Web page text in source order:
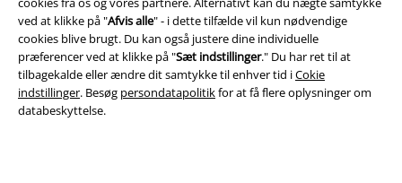
ved at klikke på "Afvis alle" - i dette tilfælde vil kun nødvendige
cookies blive brugt. Du kan også justere dine individuelle
præferencer ved at klikke på "Sæt indstillinger." Du har ret til at
tilbagekalde eller ændre dit samtykke til enhver tid iCokie
indstillinger. Besøg persondatapolitikfor at få flere oplysninger om
databeskyttelse.
Bortskaffelse af affald og miljøbeskyttelse
Overensstemmelseserklæring
Oplysninger om tilgængelighed